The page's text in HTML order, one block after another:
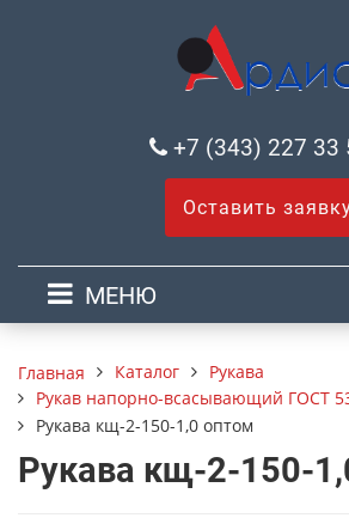
+7 (343) 227 33
Оставить
МЕНЮ
Главная Каталог
Рукава
Рукав напорно-всасывающий ГОСТ
Рукава кщ-2-150-1,0 оптом
Рукава кщ-2-150-